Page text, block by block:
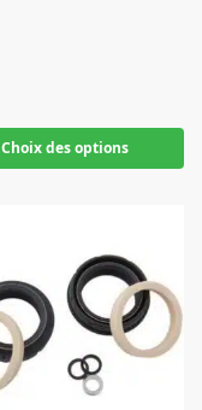
Choix des options